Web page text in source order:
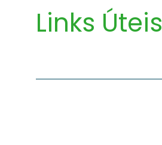
Links Úteis